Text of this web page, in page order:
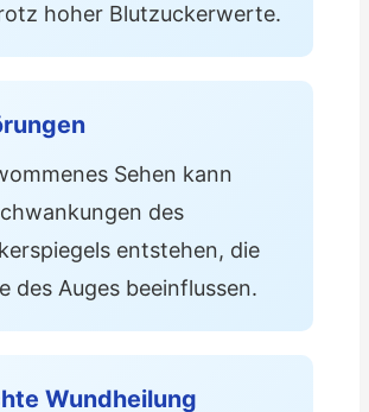
hoher Blutzuckerwerte.
Sehen kann
des
entstehen, die
des Auges beeinflussen.
Wundheilung